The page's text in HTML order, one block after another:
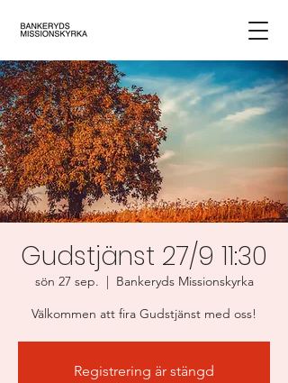
Gudstjänst 27/9 11:30
sön 27 sep.
  |
Bankeryds Missionskyrka
Välkommen att fira Gudstjänst med oss!
Registrering är stängd